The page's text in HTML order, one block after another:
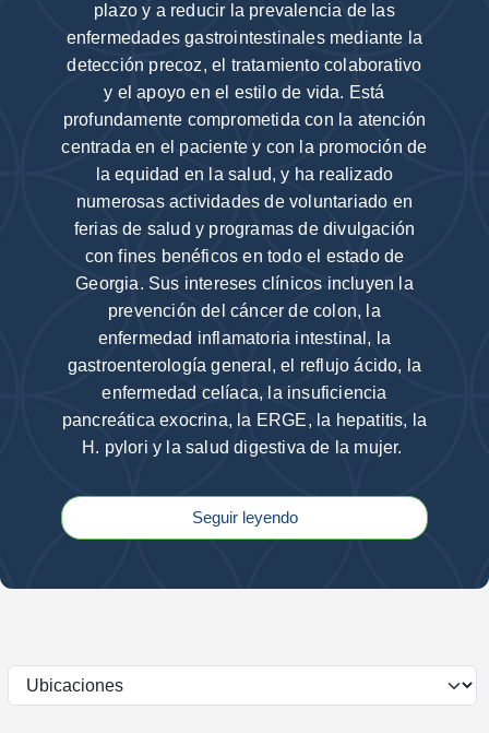
plazo y a reducir la prevalencia de las
enfermedades gastrointestinales mediante la
detección precoz, el tratamiento colaborativo
y el apoyo en el estilo de vida. Está
profundamente comprometida con la atención
centrada en el paciente y con la promoción de
la equidad en la salud, y ha realizado
numerosas actividades de voluntariado en
ferias de salud y programas de divulgación
con fines benéficos en todo el estado de
Georgia. Sus intereses clínicos incluyen la
prevención del cáncer de colon, la
enfermedad inflamatoria intestinal, la
gastroenterología general, el reflujo ácido, la
enfermedad celíaca, la insuficiencia
pancreática exocrina, la ERGE, la hepatitis, la
H. pylori y la salud digestiva de la mujer.
Seguir leyendo